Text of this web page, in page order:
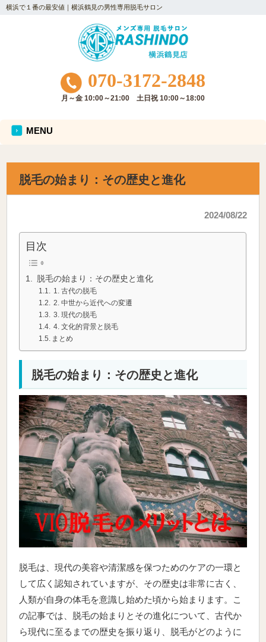
横浜で１番の最安値｜横浜鶴見の男性専用脱毛サロン
070-3172-2848
月～金 10:00～21:00 土日祝 10:00～18:00
MENU
脱毛の始まり：その歴史と進化
2024/08/22
目次
脱毛の始まり：その歴史と進化
1. 古代の脱毛
2. 中世から近代への変遷
3. 現代の脱毛
4. 文化的背景と脱毛
まとめ
脱毛の始まり：その歴史と進化
脱毛は、現代の美容や清潔感を保つためのケアの一環と
して広く認知されていますが、その歴史は非常に古く、
人類が自身の体毛を意識し始めた頃から始まります。こ
の記事では、脱毛の始まりとその進化について、古代か
ら現代に至るまでの歴史を振り返り、脱毛がどのように